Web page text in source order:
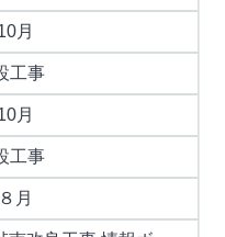
月
工事
月
工事
月